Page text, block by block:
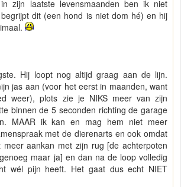
zijn laatste levensmaanden ben ik niet
dit (een hond is niet dom hé) en hij
Hij loopt nog altijd graag aan de lijn.
jas aan (voor het eerst in maanden, want
weer), plots zie je NIKS meer van zijn
binnen de 5 seconden richting de garage
MAAR ik kan en mag hem niet meer
met de dierenarts en ook omdat
meer aankan met zijn rug [de achterpoten
maar ja] en dan na de loop volledig
wél pijn heeft. Het gaat dus echt NIET